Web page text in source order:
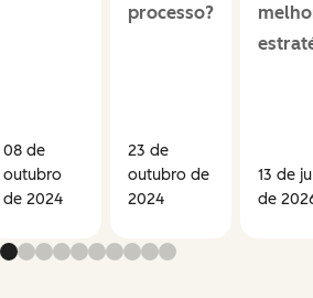
08 de
outubro
de 2024
processo?
23 de
outubro de
2024
13 de
de